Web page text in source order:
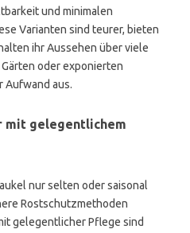
und minimalen
Varianten sind teurer, bieten
ihr Aussehen über viele
oder exponierten
Aufwand aus.
mit gelegentlichem
nur selten oder saisonal
Rostschutzmethoden
gelegentlicher Pflege sind